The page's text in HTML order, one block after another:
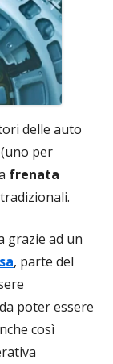
delle auto
(uno per
frenata
tradizionali.
grazie ad un
, parte del
poter essere
così